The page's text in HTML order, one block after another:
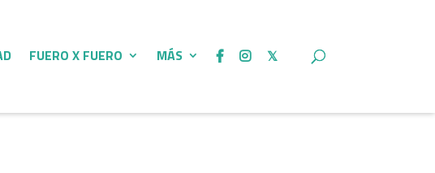
FUERO X FUERO MÁS